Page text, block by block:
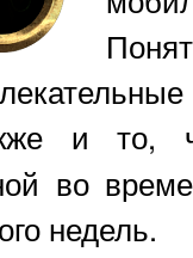
и то,
во
недель.